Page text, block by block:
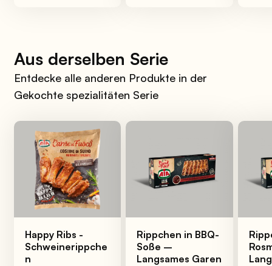
Aus derselben Serie
Entdecke alle anderen Produkte in der
Gekochte spezialitäten Serie
Happy Ribs -
Schweinerippche
n
Rippchen in BBQ-
Soße –
Langsames Garen